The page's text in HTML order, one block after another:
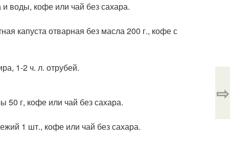
и воды, кофе или чай без сахара.
капуста отварная без масла 200 г., кофе с
1-2 ч. л. отрубей.
50 г, кофе или чай без сахара.
1 шт., кофе или чай без сахара.
⇨